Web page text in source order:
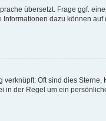
übersetzt. Frage ggf.
dazu können auf
Oft sind dies
in der Regel um ein